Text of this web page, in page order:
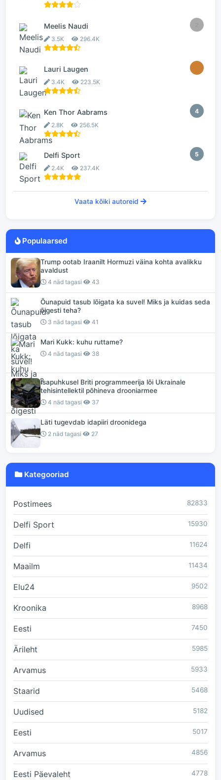
Meelis Naudi
3.5K 296.4K
Lauri Laugen
3.4K 223.5K
4
Ken Thor Aabrams
2.8K 256.5K
5
Delfi Sport
2.4K 237.4K
Vaata kõiki autoreid
Populaarsed
Trump ootab Iraanilt Hormuzi väina kohta avalikku
avaldust
4 näd tagasi 43
Õunapuid tasub lõigata ka suvel! Miks ja kuidas seda
õigesti teha?
3 näd tagasi 41
Mari Kukk: kuhu ruttame?
4 näd tagasi 38
Isapuhkusel Briti programmeerija lõi Ukrainale
tehisintellektil põhineva drooniarmee
4 näd tagasi 37
Läti tugevdab idapiiri droonidega
2 näd tagasi 27
Kategooriad
Postimees 82833
Delfi Sport 15930
Delfi 11624
Maailm 11434
Elu24 9502
Kroonika 8968
Eesti 7450
Ärileht 5985
Arvamus 5933
Staarid 5468
Uudised 5182
Eesti 5017
Arvamus 4856
Eesti Päevaleht 4778